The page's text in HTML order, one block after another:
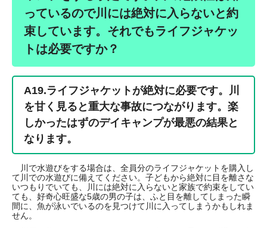
っているので川には絶対に入らないと約
束しています。それでもライフジャケッ
トは必要ですか？
A19.ライフジャケットが絶対に必要です。川
を甘く見ると重大な事故につながります。楽
しかったはずのデイキャンプが最悪の結果と
なります。
川で水遊びをする場合は、全員分のライフジャケットを購入し
て川での水遊びに備えてください。子どもから絶対に目を離さな
いつもりでいても、川には絶対に入らないと家族で約束をしてい
ても、好奇心旺盛な5歳の男の子は、ふと目を離してしまった瞬
間に、魚が泳いでいるのを見つけて川に入ってしまうかもしれま
せん。